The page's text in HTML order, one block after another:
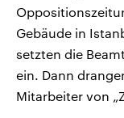
Gebäude in
setzten die
ein. Dann
Mitarbeiter von